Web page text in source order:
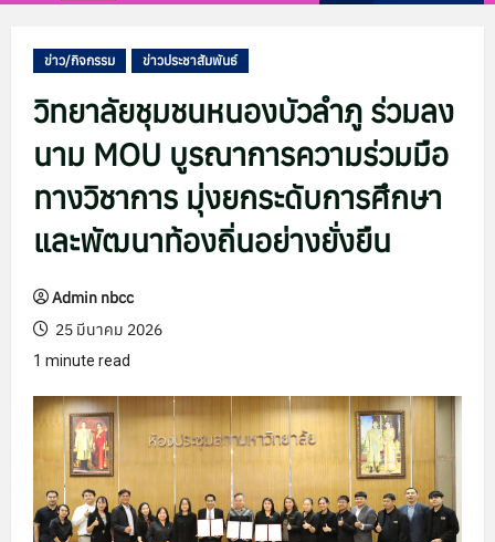
ข่าว/กิจกรรม ข่าวประชาสัมพันธ์
วิทยาลัยชุมชนหนองบัวลำภู ร่วมลง
นาม MOU บูรณาการความร่วมมือ
ทางวิชาการ มุ่งยกระดับการศึกษา
และพัฒนาท้องถิ่นอย่างยั่งยืน
Admin nbcc
25 มีนาคม 2026
1 minute read